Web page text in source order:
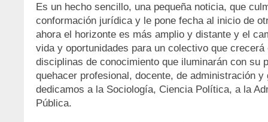
Es un hecho sencillo, una pequeña noticia, que
conformación jurídica y le pone fecha al inicio de
ahora el horizonte es más amplio y distante y el
vida y oportunidades para un colectivo que
disciplinas de conocimiento que iluminarán con su
quehacer profesional, docente, de administración y
dedicamos a la Sociología, Ciencia Política, a la
Pública.